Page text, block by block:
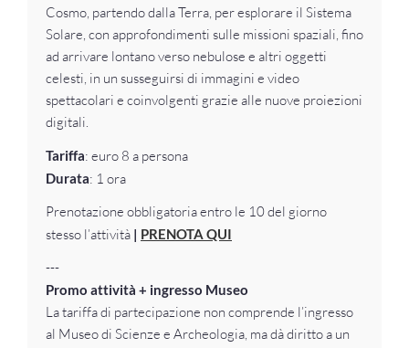
Cosmo, partendo dalla Terra, per esplorare il Sistema
Solare, con approfondimenti sulle missioni spaziali, fino
ad arrivare lontano verso nebulose e altri oggetti
celesti, in un susseguirsi di immagini e video
spettacolari e coinvolgenti grazie alle nuove proiezioni
digitali.
Tariffa: euro 8 a persona
Durata: 1 ora
Prenotazione obbligatoria entro le 10 del giorno
stesso l’attività | PRENOTA QUI
---
Promo attività + ingresso Museo
La tariffa di partecipazione non comprende l’ingresso
al Museo di Scienze e Archeologia, ma dà diritto a un